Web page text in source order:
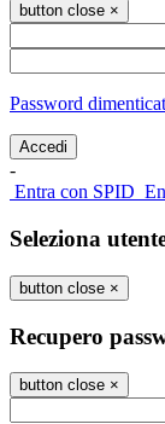
button close ×
Password
-
Entra con SPID
Seleziona
button close ×
Recupero
button close ×